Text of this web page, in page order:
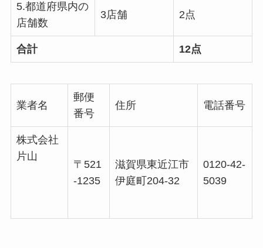
5.都道府県内の
店舗数
3店舗 2点
合計 12点
業者名
郵便
番号
住所 電話番号
株式会社
片山
〒521
-1235
滋賀県東近江市
伊庭町204-32
0120-42-
5039